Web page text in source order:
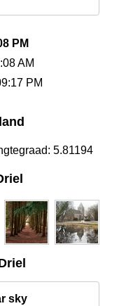
PM
AM
PM
5.81194
sky